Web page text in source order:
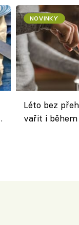
NOVINKY
Léto bez
vařit i